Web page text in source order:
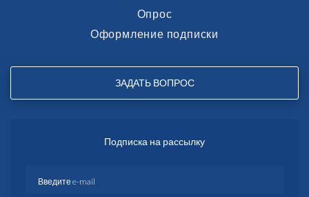
Опрос
Оформление подписки
ЗАДАТЬ ВОПРОС
Подписка на рассылку